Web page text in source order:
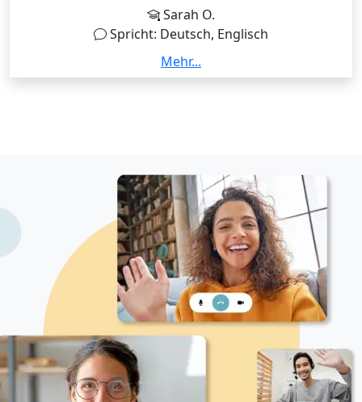
Sarah O.
Spricht: Deutsch, Englisch
Hi My name is Sarah and I have over 7 years of
International working experience in Geographical
supporting my Professors in conducting GIS
exercises for Bachelors and Masters Students. Feel
free to contact me and we can together find a way!
Mehr...